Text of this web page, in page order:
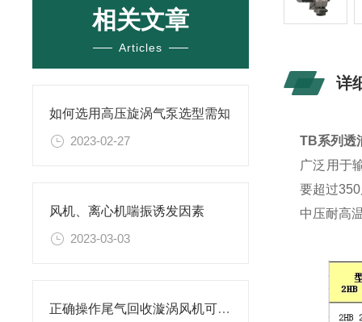
相关文章
Articles
如何选用高压旋涡气泵选型需知
2023-02-27
风机、离心机喘振诱发因素
2023-03-03
正确操作尾气回收漩涡风机可确保操作人员和环境安全
详
TB系列透
广泛用于
要超过3
中压耐高